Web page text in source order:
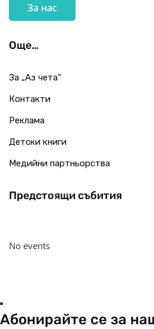
За нас
Още…
За „Аз чета“
Контакти
Реклама
Детски книги
Медийни партньорства
Предстоящи събития
No events
Абонирайте се за